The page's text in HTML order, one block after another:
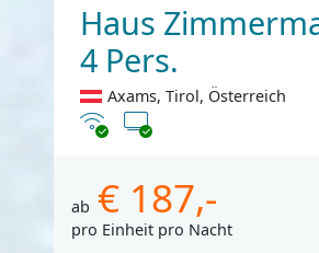
Haus
4 Pers.
Axams, Tirol, Österreich
Internet
TV
ab € 187,-
pro Einheit pro Nacht